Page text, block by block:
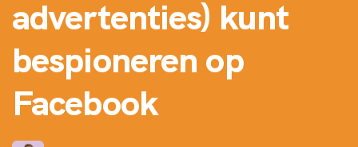
advertenties) kunt
bespioneren op
Facebook